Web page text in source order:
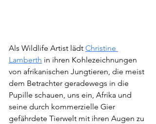
Als Wildlife Artist lädt Christine
Lamberth in ihren Kohlezeichnungen
von afrikanischen Jungtieren, die meist
dem Betrachter geradewegs in die
Pupille schauen, uns ein, Afrika und
seine durch kommerzielle Gier
gefährdete Tierwelt mit ihren Augen zu